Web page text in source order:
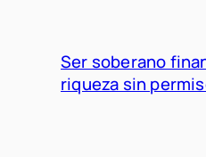
Ser soberano
riqueza sin